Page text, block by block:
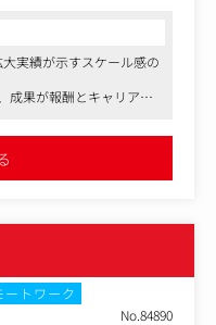
な言葉を引き出す企画
です。
意識し、お客様がベス
報をお届けいただきま
「視聴者の人生に影響
収し、即戦力としてご
。
運用
、クリエイティブの改
実績が示すスケール感の
成果が報酬とキャリアに
ートワーク
No.84890